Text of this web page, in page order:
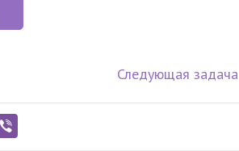
Следующая задача